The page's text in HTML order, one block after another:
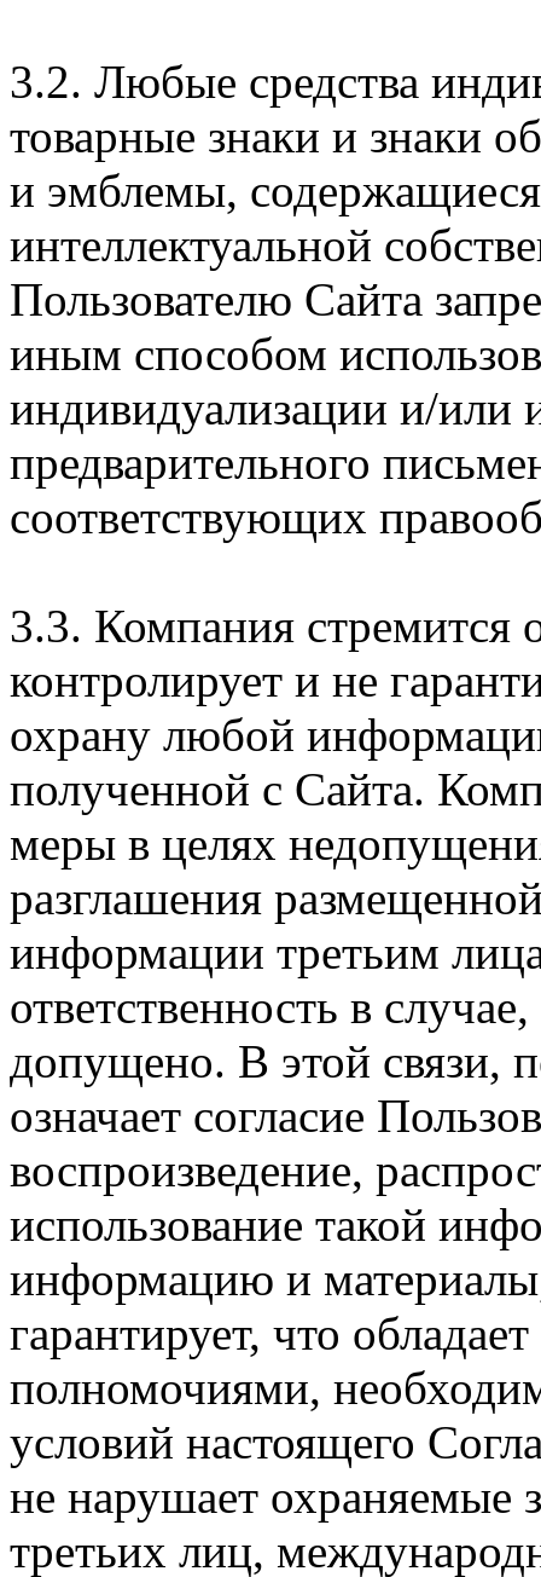
3.2. Любые средства
товарные знаки и знаки
и эмблемы,
интеллектуальной
Пользователю Сайта
иным способом
индивидуализации и/или
предварительного
соответствующих
3.3. Компания стремится
контролирует и не
охрану любой
полученной с Сайта.
меры в целях
разглашения
информации третьим
ответственность в
допущено. В этой связи,
означает согласие
воспроизведение,
использование такой
информацию и
гарантирует, что
полномочиями,
условий настоящего
не нарушает охраняемые
третьих лиц,